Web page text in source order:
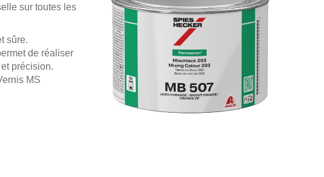
sur toutes les
sûre.
de réaliser
précision.
MS